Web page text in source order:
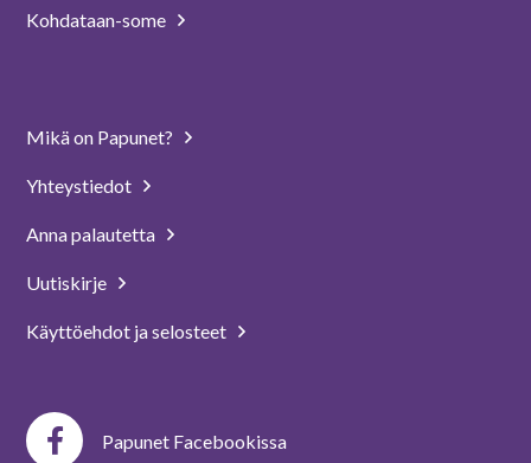
Kohdataan-some
Mikä on Papunet?
Yhteystiedot
Anna palautetta
Uutiskirje
Käyttöehdot ja selosteet
Papunet Facebookissa